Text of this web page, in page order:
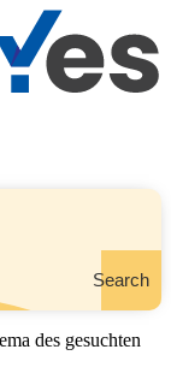
Search
des gesuchten